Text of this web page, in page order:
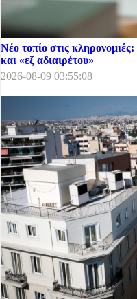
Νέο τοπίο στις
και «εξ αδιαιρέτου»
2026-08-09 03:55:08